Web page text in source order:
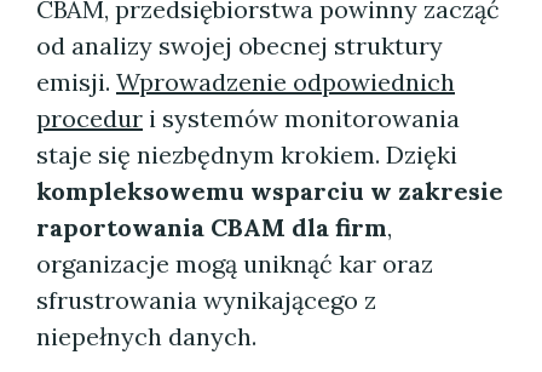
CBAM, przedsiębiorstwa powinny zacząć
od analizy swojej obecnej struktury
emisji. Wprowadzenie odpowiednich
procedur i systemów monitorowania
staje się niezbędnym krokiem. Dzięki
kompleksowemu wsparciu w zakresie
raportowania CBAM dla firm,
organizacje mogą uniknąć kar oraz
sfrustrowania wynikającego z
niepełnych danych.